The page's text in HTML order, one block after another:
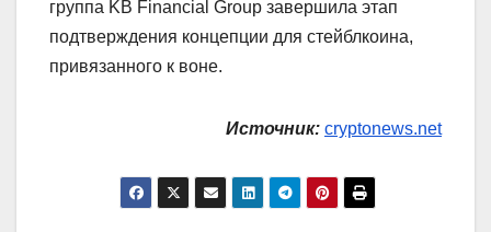
группа KB Financial Group завершила этап
подтверждения концепции для стейблкоина,
привязанного к воне.
Источник: cryptonews.net